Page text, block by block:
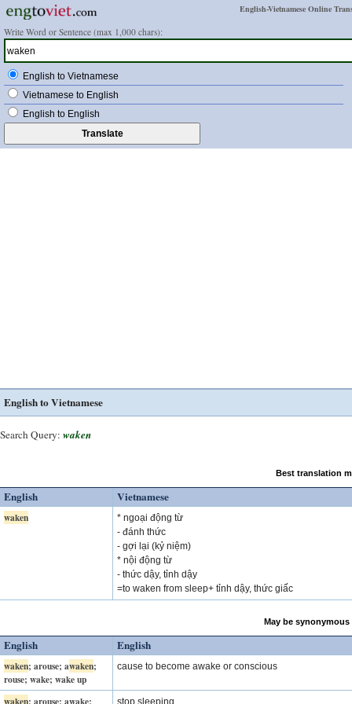
English-Vietnamese Online
Write Word or Sentence (max 1,000 chars):
English to Vietnamese
Vietnamese to English
English to English
English to Vietnamese
Search Query: waken
Best translation
English Vietnamese
waken
* ngoại động từ
- đánh thức
- gợi lại (kỷ niệm)
* nội động từ
- thức dậy, tỉnh dậy
=to waken from sleep+ tỉnh dậy, thức giấc
May be
English English
waken; arouse; awaken;
rouse; wake; wake up
cause to become awake or conscious
waken; arouse; awake; stop sleeping